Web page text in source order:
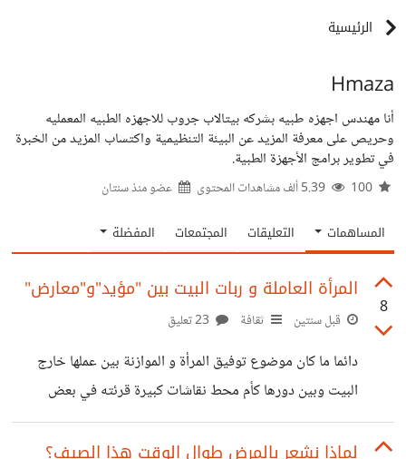
الرئيسية
Hmaza
أنا مهندس اجهزه طبيه بشركه بيتالاب جروب للاجهزه الطبيه المعمليه
وحريص على معرفة المزيد عن البيئة التنظيمية واكتساب المزيد من الخبرة
في تطوير برامج الأجهزة الطبية.
عضو منذسنتان
المساهمات التعليقات المجتمعات المفضلة
8
المرأة العاملة و ربات البيت بين "مؤيد"و"معارض"
قبل سنتين ثقافة
دائما ما كان موضوع توفيق المرأة و الموازنة بين عملها خارج
البيت وبين دورها كأم محط نقاشات كبيرة قرئته في بعض
المساهمات ، فهناك من يقول أن المرأة يجب أن تكرس حياتها أولا
وآخرا لأبنائها لأن دور الأمومة هو أسمى وأهم من أي مهنة أخرى،
لماذا نشعر بالمرض طوال الوقت هذا الصيف؟